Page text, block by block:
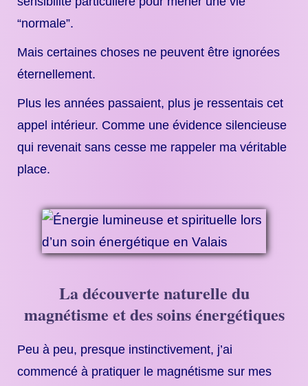
“normale”.
Mais certaines choses ne peuvent être ignorées
éternellement.
Plus les années passaient, plus je ressentais cet
appel intérieur. Comme une évidence silencieuse
qui revenait sans cesse me rappeler ma véritable
place.
La découverte naturelle du
magnétisme et des soins énergétiques
Peu à peu, presque instinctivement, j’ai
commencé à pratiquer le magnétisme sur mes